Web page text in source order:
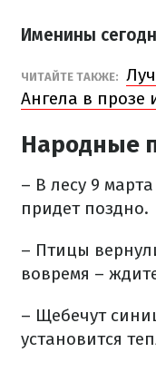
Именины
ЧИТАЙТЕ ТАКЖЕ:
Ангела в прозе
Народные
– В лесу 9
придет поздно.
– Птицы
вовремя –
– Щебечут
установится